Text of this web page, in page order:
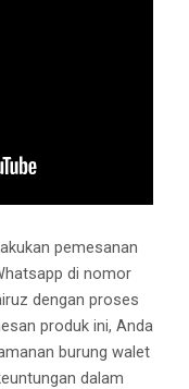
pemesanan
di nomor
dengan proses
produk ini, Anda
burung walet
dalam